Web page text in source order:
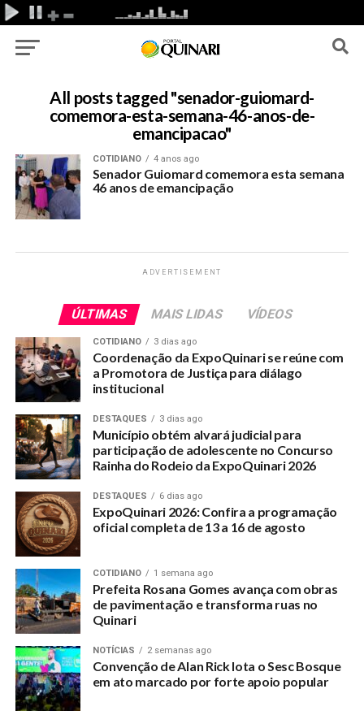
All posts tagged "senador-guiomard-
comemora-esta-semana-46-anos-de-
emancipacao"
COTIDIANO 4 anos ago
Senador Guiomard comemora esta semana
46 anos de emancipação
ADVERTISEMENT
ÚLTIMAS MAIS LIDAS VÍDEOS
COTIDIANO 3 dias ago
Coordenação da ExpoQuinari se reúne com
a Promotora de Justiça para diálago
institucional
DESTAQUES 3 dias ago
Município obtém alvará judicial para
participação de adolescente no Concurso
Rainha do Rodeio da ExpoQuinari 2026
DESTAQUES 6 dias ago
ExpoQuinari 2026: Confira a programação
oficial completa de 13 a 16 de agosto
COTIDIANO 1 semana ago
Prefeita Rosana Gomes avança com obras
de pavimentação e transforma ruas no
Quinari
NOTÍCIAS 2 semanas ago
Convenção de Alan Rick lota o Sesc Bosque
em ato marcado por forte apoio popular